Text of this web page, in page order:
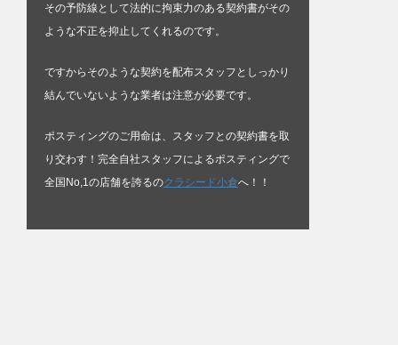
その予防線として法的に拘束力のある契約書がその
ような不正を抑止してくれるのです。
ですからそのような契約を配布スタッフとしっかり
結んでいないような業者は注意が必要です。
ポスティングのご用命は、スタッフとの契約書を取
り交わす！完全自社スタッフによるポスティングで
全国No,1の店舗を誇るのクラシード小倉へ！！